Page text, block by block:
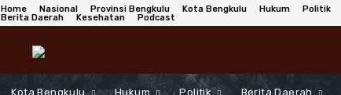
Home Nasional Provinsi Bengkulu Kota Bengkulu Hukum
Politik
Berita Daerah
Kesehatan Podcast
Kota Bengkulu Hukum Politik Berita Daerah